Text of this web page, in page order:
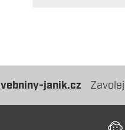
janik.cz